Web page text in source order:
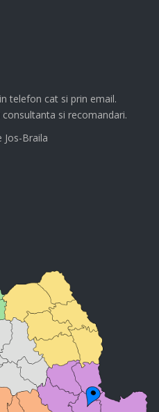
telefon cat si prin email.
si recomandari.
Jos-Braila